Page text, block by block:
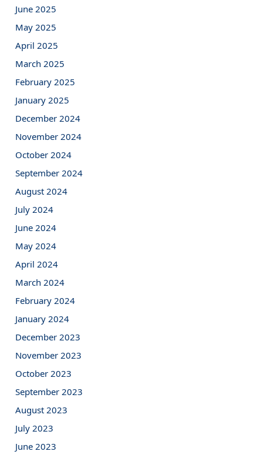
June 2025
May 2025
April 2025
March 2025
February 2025
January 2025
December 2024
November 2024
October 2024
September 2024
August 2024
July 2024
June 2024
May 2024
April 2024
March 2024
February 2024
January 2024
December 2023
November 2023
October 2023
September 2023
August 2023
July 2023
June 2023